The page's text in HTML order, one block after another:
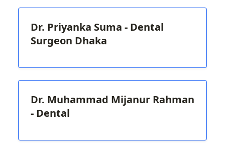
Dr. Priyanka Suma - Dental
Surgeon Dhaka
Dr. Muhammad Mijanur Rahman
- Dental